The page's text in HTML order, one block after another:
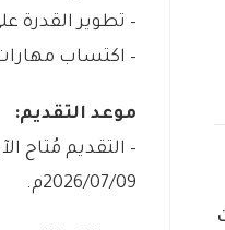
– تطوير القدرة
– اكتساب مهارات
موعد التقديم:
2026/07/09م.